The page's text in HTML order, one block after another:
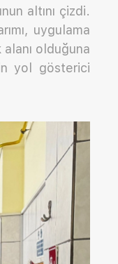
altını çizdi.
uygulama
olduğuna
yol gösterici